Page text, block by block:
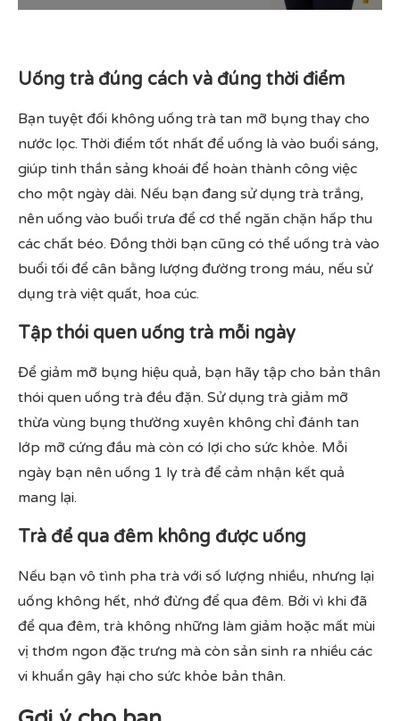
Uống trà đúng cách và đúng thời điểm
Bạn tuyệt đối không uống trà tan mỡ bụng thay cho
nước lọc. Thời điểm tốt nhất để uống là vào buổi sáng,
giúp tinh thần sảng khoái để hoàn thành công việc
cho một ngày dài. Nếu bạn đang sử dụng trà trắng,
nên uống vào buổi trưa để cơ thể ngăn chặn hấp thu
các chất béo. Đồng thời bạn cũng có thể uống trà vào
buổi tối để cân bằng lượng đường trong máu, nếu sử
dụng trà việt quất, hoa cúc.
Tập thói quen uống trà mỗi ngày
Để giảm mỡ bụng hiệu quả, bạn hãy tập cho bản thân
thói quen uống trà đều đặn. Sử dụng trà giảm mỡ
thừa vùng bụng thường xuyên không chỉ đánh tan
lớp mỡ cứng đầu mà còn có lợi cho sức khỏe. Mỗi
ngày bạn nên uống 1 ly trà để cảm nhận kết quả
mang lại.
Trà để qua đêm không được uống
Nếu bạn vô tình pha trà với số lượng nhiều, nhưng lại
uống không hết, nhớ đừng để qua đêm. Bởi vì khi đã
để qua đêm, trà không những làm giảm hoặc mất mùi
vị thơm ngon đặc trưng mà còn sản sinh ra nhiều các
vi khuẩn gây hại cho sức khỏe bản thân.